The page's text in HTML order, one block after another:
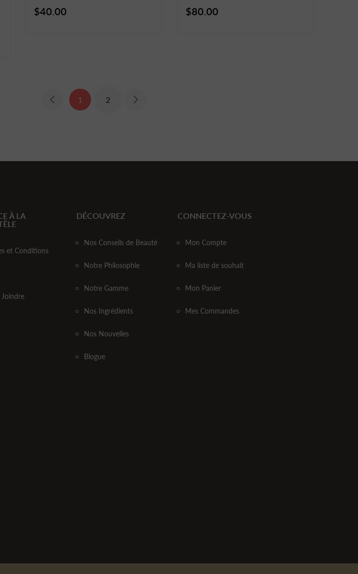
$40.00 $80.00
1 2
À LA
et Conditions
DÉCOUVREZ
Nos Conseils de Beauté
Notre Philosophie
Notre Gamme
Nos Ingrédients
Nos Nouvelles
Blogue
CONNECTEZ-VOUS
Mon Compte
Ma liste de souhait
Mon Panier
Mes Commandes